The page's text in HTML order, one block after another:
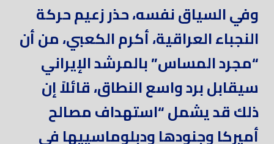
وفي السياق نفسه، حذر زعيم حركة
النجباء العراقية، أكرم الكعبي، من أن
“مجرد المساس” بالمرشد الإيراني
سيقابل برد واسع النطاق، قائلاً إن
ذلك قد يشمل “استهداف مصالح
أميركا وجنودها ودبلوماسييها في